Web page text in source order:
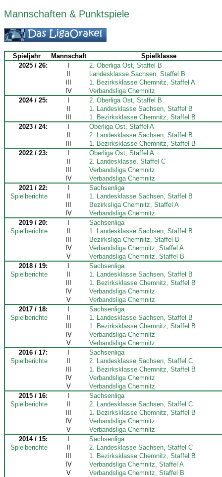
Mannschaften & Punktspiele
Spieljahr Mannschaft
Spielklasse
2025 / 26:
I
2. Oberliga Ost, Staffel B
II
Landesklasse Sachsen, Staffel B
III
1. Bezirksklasse Chemnitz, Staffel A
IV
Verbandsliga Chemnitz
2024 / 25:
I
2. Oberliga Ost, Staffel B
II
1. Landesklasse Sachsen, Staffel B
III
1. Bezirksklasse Chemnitz, Staffel B
2023 / 24:
I
Oberliga Ost, Staffel A
II
2. Landesklasse Sachsen, Staffel B
III
1. Bezirksklasse Chemnitz, Staffel B
2022 / 23:
I
Oberliga Ost, Staffel A
II
2. Landesklasse, Staffel C
III
Verbandsliga Chemnitz
IV
Verbandsliga Chemnitz
2021 / 22:
I
Sachsenliga
Spielberichte
II
1. Landesklasse Sachsen, Staffel B
III
Bezirksliga Chemnitz, Staffel A
IV
Verbandsliga Chemnitz
2019 / 20:
I
Sachsenliga
Spielberichte
II
1. Landesklasse Sachsen, Staffel B
III
Bezirksliga Chemnitz, Staffel B
IV
Verbandsliga Chemnitz, Staffel A
V
Verbandsliga Chemnitz, Staffel B
2018 / 19:
I
Sachsenliga
Spielberichte
II
1. Landesklasse Sachsen, Staffel B
III
1. Bezirksklasse Chemnitz, Staffel B
IV
Verbandsliga Chemnitz
V
Verbandsliga Chemnitz
2017 / 18:
I
Sachsenliga
Spielberichte
II
1. Landesklasse Sachsen, Staffel B
III
1. Bezirksklasse Chemnitz, Staffel B
IV
Verbandsliga Chemnitz
V
Verbandsliga Chemnitz
2016 / 17:
I
Sachsenliga
Spielberichte
II
2. Landesklasse Sachsen, Staffel C
III
1. Bezirksklasse Chemnitz, Staffel B
IV
Verbandsliga Chemnitz
V
Verbandsliga Chemnitz
2015 / 16:
I
Sachsenliga
Spielberichte
II
2. Landesklasse Sachsen, Staffel C
III
1. Bezirksklasse Chemnitz, Staffel B
IV
Verbandsliga Chemnitz
V
Verbandsliga Chemnitz
2014 / 15:
I
Sachsenliga
Spielberichte
II
2. Landesklasse Sachsen, Staffel C
III
1. Bezirksklasse Chemnitz, Staffel B
IV
Verbandsliga Chemnitz, Staffel A
V
Verbandsliga Chemnitz, Staffel B